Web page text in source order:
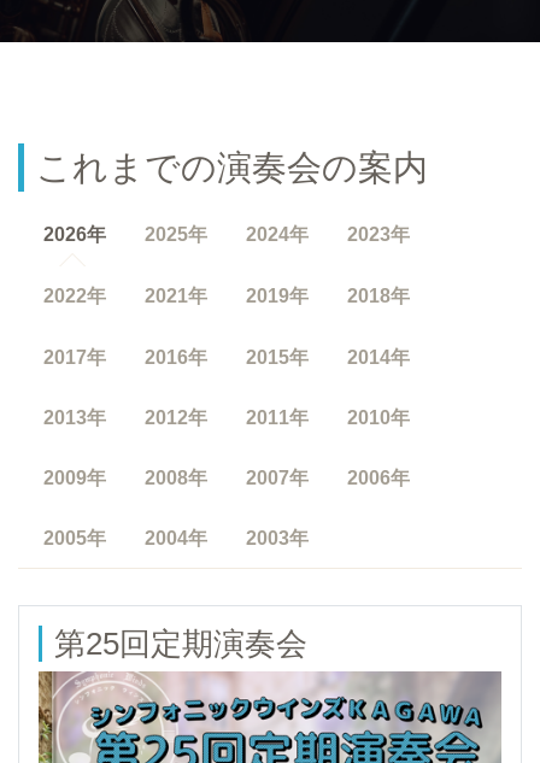
これまでの演奏会の案内
2026年 2025年 2024年 2023年
2022年 2021年 2019年 2018年
2017年 2016年 2015年 2014年
2013年 2012年 2011年 2010年
2009年 2008年 2007年 2006年
2005年 2004年 2003年
第25回定期演奏会